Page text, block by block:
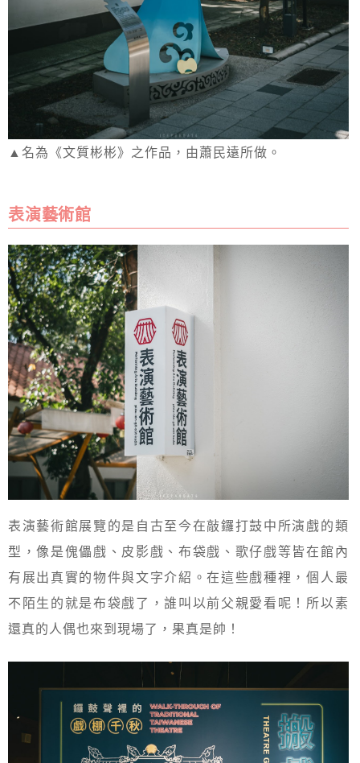
▲名為《文質彬彬》之作品，由蕭民遠所做。
表演藝術館
表演藝術館展覽的是自古至今在敲鑼打鼓中所演戲的類
型，像是傀儡戲、皮影戲、布袋戲、歌仔戲等皆在館內
有展出真實的物件與文字介紹。在這些戲種裡，個人最
不陌生的就是布袋戲了，誰叫以前父親愛看呢！所以素
還真的人偶也來到現場了，果真是帥！